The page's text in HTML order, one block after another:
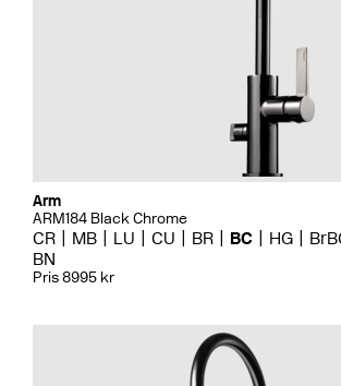
Arm
ARM184 Black Chrome
CR MB LU CU BR BC HG
BN
Pris 8995 kr